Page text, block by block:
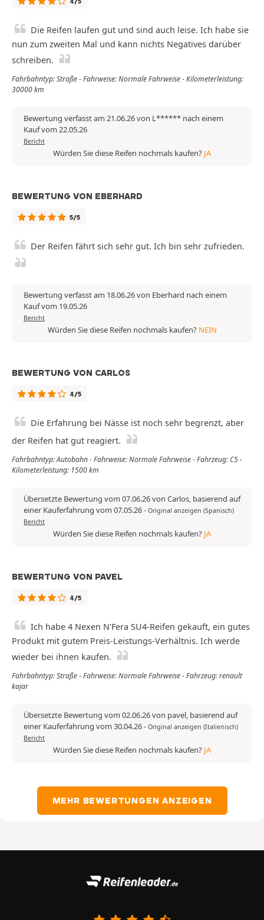
Die Reifen laufen gut und sind auch leise. Ich habe sie
nun zum zweiten Mal und kann nichts Negatives darüber
schreiben.
Fahrbahntyp: Straße - Fahrweise: Normale Fahrweise - Kilometerleistung:
30000 km
Bewertung verfasst am 21.06.26 von L****** nach einem
Kauf vom 22.05.26
Bericht
Würden Sie diese Reifen nochmals kaufen? JA
BEWERTUNG VON EBERHARD
5/5
Der Reifen fährt sich sehr gut. Ich bin sehr zufrieden.
Bewertung verfasst am 18.06.26 von Eberhard nach einem
Kauf vom 19.05.26
Bericht
Würden Sie diese Reifen nochmals kaufen? NEIN
BEWERTUNG VON CARLOS
4/5
Die Erfahrung bei Nässe ist noch sehr begrenzt, aber
der Reifen hat gut reagiert.
Fahrbahntyp: Autobahn - Fahrweise: Normale Fahrweise - Fahrzeug: C5 -
Kilometerleistung: 1500 km
Übersetzte Bewertung vom 07.06.26 von Carlos, basierend auf
einer Kauferfahrung vom 07.05.26- Original anzeigen (Spanisch)
Bericht
Würden Sie diese Reifen nochmals kaufen? JA
BEWERTUNG VON PAVEL
4/5
Ich habe 4 Nexen N'Fera SU4-Reifen gekauft, ein gutes
Produkt mit gutem Preis-Leistungs-Verhältnis. Ich werde
wieder bei ihnen kaufen.
Fahrbahntyp: Straße - Fahrweise: Normale Fahrweise - Fahrzeug: renault
kajar
Übersetzte Bewertung vom 02.06.26 von pavel, basierend auf
einer Kauferfahrung vom 30.04.26- Original anzeigen (Italienisch)
Bericht
Würden Sie diese Reifen nochmals kaufen? JA
MEHR BEWERTUNGEN ANZEIGEN